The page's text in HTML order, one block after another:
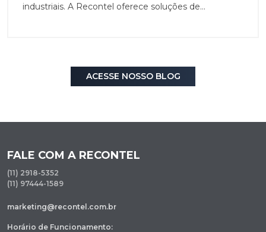
industriais. A Recontel oferece soluções de
ACESSE NOSSO BLOG
FALE COM A RECONTEL
(11) 2918-5352
(11) 97444-1589
marketing@recontel.com.br
Horário de Funcionamento: